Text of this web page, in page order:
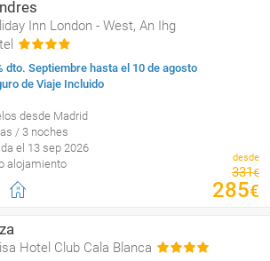
Inn London - West, An Ihg
dto. Septiembre hasta el 10 de agosto
de Viaje Incluido
desde Madrid
/ 3 noches
el 13 sep 2026
alojamiento
desde
331€
285€
Hotel Club Cala Blanca